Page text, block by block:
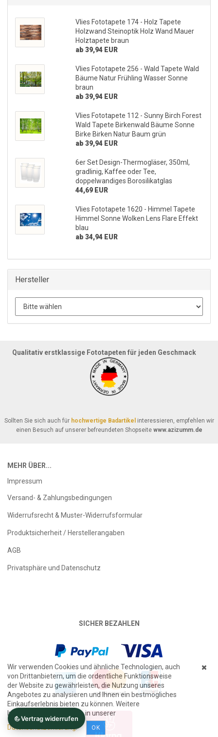
Wir verwenden Cookies und ähnliche Technologien, auch
von Drittanbietern, um die ordentliche Funktionsweise
der Website zu gewährleisten, die Nutzung unseres
Angebotes zu analysieren und Ihnen ein bestmögliches
Einkaufserlebnis bieten zu können. Weitere
Informationen finden Sie in unserer
Datenschutzerklärung. OK
Vlies Fototapete 174 - Holz Tapete
Holzwand Steinoptik Holz Wand Mauer
Holztapete braun
ab 39,94 EUR
Vlies Fototapete 256 - Wald Tapete Wald
Bäume Natur Frühling Wasser Sonne
braun
ab 39,94 EUR
Vlies Fototapete 112 - Sunny Birch Forest
Wald Tapete Birkenwald Bäume Sonne
Birke Birken Natur Baum grün
ab 39,94 EUR
6er Set Design-Thermogläser, 350ml,
gradlinig, Kaffee oder Tee,
doppelwandiges Borosilikatglas
44,69 EUR
Vlies Fototapete 1620 - Himmel Tapete
Himmel Sonne Wolken Lens Flare Effekt
blau
ab 34,94 EUR
Hersteller
Qualitativ erstklassige Fototapeten für jeden Geschmack
Sollten Sie sich auch für hochwertige Badartikel interessieren, empfehlen wir
einen Besuch auf unserer befreundeten Shopseite www.azizumm.de
MEHR ÜBER...
Impressum
Versand- & Zahlungsbedingungen
Widerrufsrecht & Muster-Widerrufsformular
Produktsicherheit / Herstellerangaben
AGB
Privatsphäre und Datenschutz
SICHER BEZAHLEN